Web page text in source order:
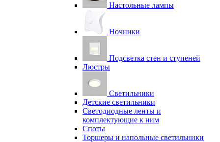
Настольные лампы
Ночники
Подсветка стен и ступеней
Люстры
Светильники
Детские светильники
Светодиодные ленты и
комплектующие к ним
Споты
Торшеры и напольные светильники